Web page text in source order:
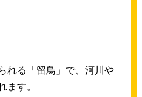
れる「 留鳥 」で、 河川 や
ます。